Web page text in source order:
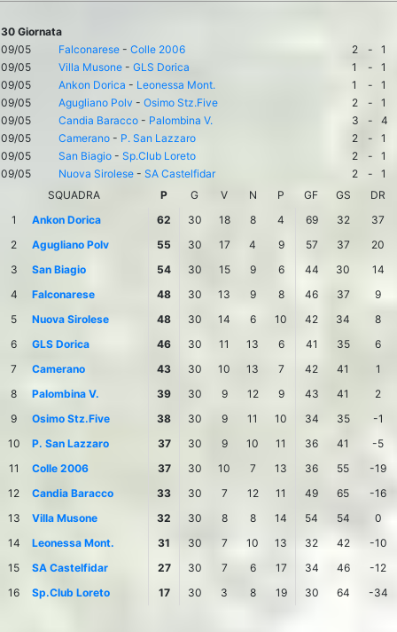
30 Giornata
09/05
Falconarese - Colle 2006 2 -
1
09/05
Villa Musone - GLS Dorica 1 -
1
09/05
Ankon Dorica - Leonessa Mont. 1 -
1
09/05
Agugliano Polv - Osimo Stz.Five 2 -
1
09/05
Candia Baracco - Palombina V. 3 -
4
09/05
Camerano - P. San Lazzaro 2 -
1
09/05
San Biagio - Sp.Club Loreto 2 -
1
09/05
Nuova Sirolese - SA Castelfidar 2 -
1
SQUADRA
P G V N P GF GS
DR
1
Ankon Dorica 62 30 18 8 4 69 32
37
2
Agugliano Polv 55 30 17 4 9 57 37
20
3
San Biagio 54 30 15 9 6 44 30
14
4
Falconarese 48 30 13 9 8 46 37
9
5
Nuova Sirolese 48 30 14 6 10 42 34
8
6
GLS Dorica 46 30 11 13 6 41 35
6
7
Camerano 43 30 10 13 7 42 41
1
8
Palombina V. 39 30 9 12 9 43 41
2
9
Osimo Stz.Five 38 30 9 11 10 34 35
-1
10
P. San Lazzaro 37 30 9 10 11 36 41
-5
11
Colle 2006 37 30 10 7 13 36 55
-19
12
Candia Baracco 33 30 7 12 11 49 65
-16
13
Villa Musone 32 30 8 8 14 54 54
0
14
Leonessa Mont. 31 30 7 10 13 32 42
-10
15
SA Castelfidar 27 30 7 6 17 34 46
-12
16
Sp.Club Loreto 17 30 3 8 19 30 64 -34